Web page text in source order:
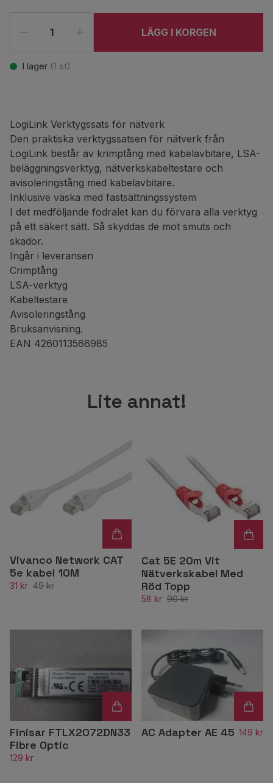
LÄGG I KORGEN
I lager (1 st)
LogiLink Verktygssats för nätverk
Den praktiska verktygssatsen för nätverk från
LogiLink består av krimptång med kabelavbitare, LSA-
beläggningsverktyg, nätverkskabeltestare och
avisoleringstång med kabelavbitare.
Inklusive väska med fastsättningssystem
I det medföljande fodralet kan du förvara alla verktyg
på ett säkert sätt. Så skyddas de mot smuts och
skador.
Ingår i leveransen
Crimptång
LSA-verktyg
Kabeltestare
Avisoleringstång
Bruksanvisning.
EAN 4260113566985
Lite annat!
Vivanco Network CAT
5e kabel 10M
31 kr 49 kr
Cat 5E 20m Vit
Nätverkskabel Med
Röd Topp
58 kr 90 kr
Finisar FTLX2072DN33
Fibre Optic
129 kr
AC Adapter AE 45 149 kr